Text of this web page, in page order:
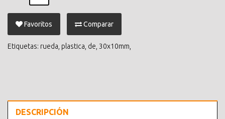
Favoritos Comparar
Etiquetas: rueda plastica de 30x10mm
DESCRIPCIÓN